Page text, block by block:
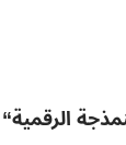
الرقمية“